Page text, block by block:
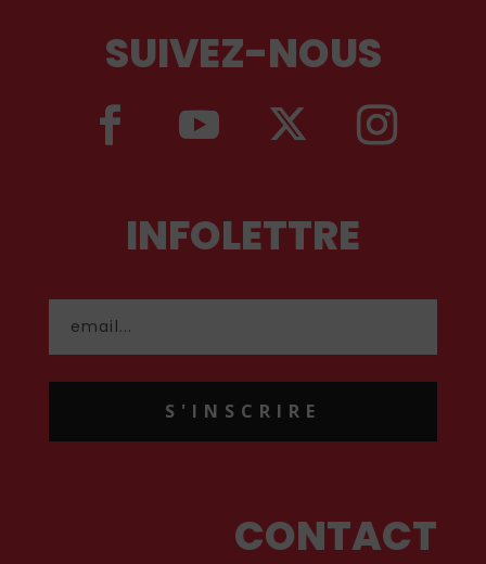
SUIVEZ-NOUS
INFOLETTRE
S'INSCRIRE
CONTACT